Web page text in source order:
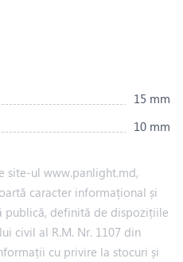
15 mm
10 mm
site-ul www.panlight.md,
caracter informațional și
publică, definită de dispozițiile
civil al R.M. Nr. 1107 din
cu privire la stocuri și